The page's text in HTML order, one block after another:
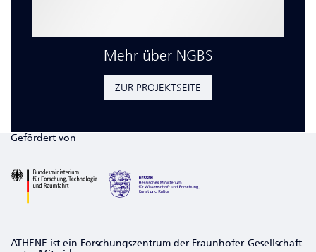
Mehr über NGBS
ZUR PROJEKTSEITE
Gefördert von
ATHENE ist ein Forschungszentrum der Fraunhofer-Gesellschaft